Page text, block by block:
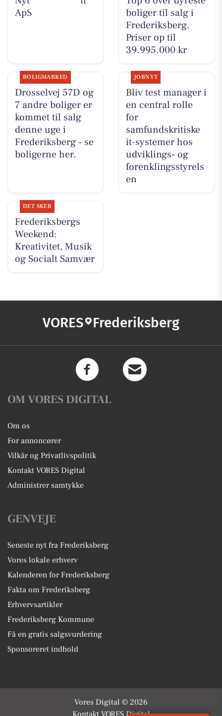
ApS
boliger til salg i
Frederiksberg.
Priser op til
39.995.000 kr
BOLIGMARKED
Drosselvej 57D og
7 andre boliger er
kommet til salg
denne uge i
Frederiksberg - se
boligerne her.
JOBNYT
Bliv test manager i
en central rolle
for
samfundskritiske
it-systemer hos
udviklings- og
forenklingsstyrels
en
DET SKER
Frederiksbergs
Weekend:
Kreativitet, Musik
og Socialt Samvær
VORES Frederiksberg
OM VORES DIGITAL
Om os
For annoncører
Vilkår og Privatlivspolitik
Kontakt VORES Digital
Administrer samtykke
GENVEJE
Seneste nyt fra Frederiksberg
Vores lokale erhverv
Kalenderen for Frederiksberg
Fakta om Frederiksberg
Erhvervsartikler
Frederiksberg Kommune
Få en gratis salgsvurdering
Sponsoreret indhold
Vores Digital © 2026
Kontakt VORES Digital